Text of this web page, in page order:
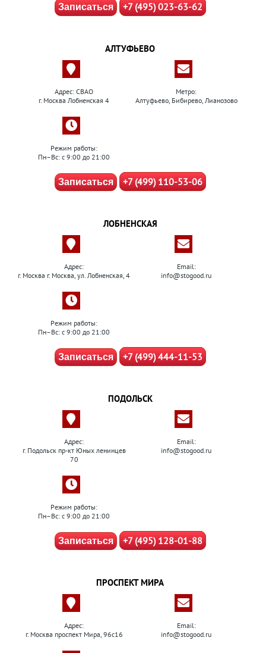
Записаться +7 (495) 023-63-62
АЛТУФЬЕВО
Адрес: СВАО
г. Москва Лобненская 4
Метро:
Алтуфьево, Бибирево, Лианозово
Режим работы:
Пн–Вс: с 9:00 до 21:00
Записаться +7 (499) 110-53-06
ЛОБНЕНСКАЯ
Адрес:
г. Москва г. Москва, ул. Лобненская, 4
Email:
info@stogood.ru
Режим работы:
Пн–Вс: с 9:00 до 21:00
Записаться +7 (499) 444-11-53
ПОДОЛЬСК
Адрес:
г. Подольск пр-кт Юных ленинцев
70
Email:
info@stogood.ru
Режим работы:
Пн–Вс: с 9:00 до 21:00
Записаться +7 (495) 128-01-88
ПРОСПЕКТ МИРА
Адрес:
г. Москва проспект Мира, 96с16
Email:
info@stogood.ru